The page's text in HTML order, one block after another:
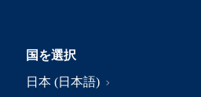
国を選択
日本 (日本語)